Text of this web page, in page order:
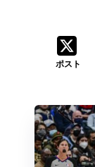
ポスト